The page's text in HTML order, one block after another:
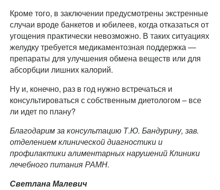
Кроме того, в заключении предусмотрены экстренные
случаи вроде банкетов и юбилеев, когда отказаться от
угощения практически невозможно. В таких ситуациях
желудку требуется медикаментозная поддержка —
препараты для улучшения обмена веществ или для
абсорбции лишних калорий.
Ну и, конечно, раз в год нужно встречаться и
консультироваться с собственным диетологом – все
ли идет по плану?
Благодарим за консультацию Т.Ю. Бандурину, зав.
отделением клинической диагностики и
профилактики алиментарных нарушений Клиники
лечебного питания РАМН.
Светлана Малевич